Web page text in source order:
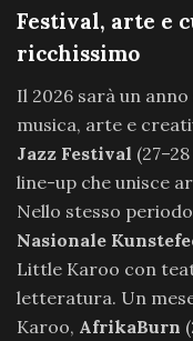
Festival, arte e
ricchissimo
Il 2026 sarà un
musica, arte e
Jazz Festival
line-up che unisce
Nello stesso
Nasionale
Little Karoo con
letteratura. Un
Karoo, AfrikaBurn